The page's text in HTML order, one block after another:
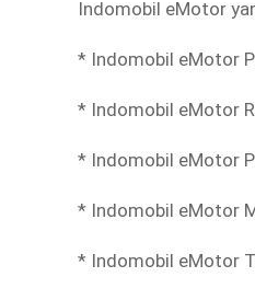
Indomobil eMotor
* Indomobil eMotor
* Indomobil eMotor
* Indomobil eMotor
* Indomobil eMotor
* Indomobil eMotor